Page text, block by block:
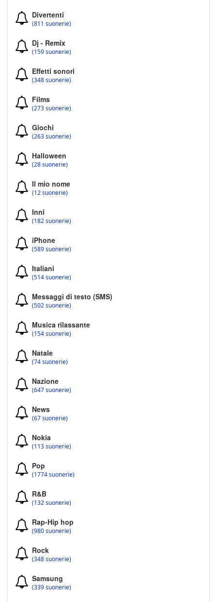
Divertenti
(811 suonerie)
Dj - Remix
(159 suonerie)
Effetti sonori
(348 suonerie)
Films
(273 suonerie)
Giochi
(263 suonerie)
Halloween
(28 suonerie)
Il mio nome
(12 suonerie)
Inni
(182 suonerie)
iPhone
(589 suonerie)
Italiani
(514 suonerie)
Messaggi di testo (SMS)
(502 suonerie)
Musica rilassante
(154 suonerie)
Natale
(74 suonerie)
Nazione
(647 suonerie)
News
(67 suonerie)
Nokia
(113 suonerie)
Pop
(1774 suonerie)
R&B
(132 suonerie)
Rap-Hip hop
(980 suonerie)
Rock
(348 suonerie)
Samsung
(339 suonerie)